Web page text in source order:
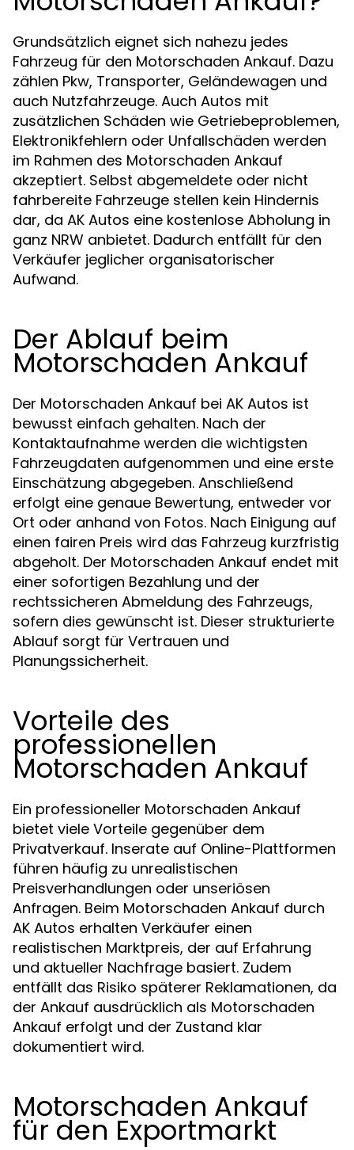
Grundsätzlich eignet sich nahezu jedes
Fahrzeug für den Motorschaden Ankauf. Dazu
zählen Pkw, Transporter, Geländewagen und
auch Nutzfahrzeuge. Auch Autos mit
zusätzlichen Schäden wie Getriebeproblemen,
Elektronikfehlern oder Unfallschäden werden
im Rahmen des Motorschaden Ankauf
akzeptiert. Selbst abgemeldete oder nicht
fahrbereite Fahrzeuge stellen kein Hindernis
dar, da AK Autos eine kostenlose Abholung in
ganz NRW anbietet. Dadurch entfällt für den
Verkäufer jeglicher organisatorischer
Aufwand.
Der Ablauf beim
Motorschaden Ankauf
Der Motorschaden Ankauf bei AK Autos ist
bewusst einfach gehalten. Nach der
Kontaktaufnahme werden die wichtigsten
Fahrzeugdaten aufgenommen und eine erste
Einschätzung abgegeben. Anschließend
erfolgt eine genaue Bewertung, entweder vor
Ort oder anhand von Fotos. Nach Einigung auf
einen fairen Preis wird das Fahrzeug kurzfristig
abgeholt. Der Motorschaden Ankauf endet mit
einer sofortigen Bezahlung und der
rechtssicheren Abmeldung des Fahrzeugs,
sofern dies gewünscht ist. Dieser strukturierte
Ablauf sorgt für Vertrauen und
Planungssicherheit.
Vorteile des
professionellen
Motorschaden Ankauf
Ein professioneller Motorschaden Ankauf
bietet viele Vorteile gegenüber dem
Privatverkauf. Inserate auf Online-Plattformen
führen häufig zu unrealistischen
Preisverhandlungen oder unseriösen
Anfragen. Beim Motorschaden Ankauf durch
AK Autos erhalten Verkäufer einen
realistischen Marktpreis, der auf Erfahrung
und aktueller Nachfrage basiert. Zudem
entfällt das Risiko späterer Reklamationen, da
der Ankauf ausdrücklich als Motorschaden
Ankauf erfolgt und der Zustand klar
dokumentiert wird.
Motorschaden Ankauf
für den Exportmarkt